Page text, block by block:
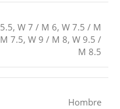
, W 7 / M 6, W 7.5 / M
7.5, W 9 / M 8, W 9.5 /
M 8.5
Hombre